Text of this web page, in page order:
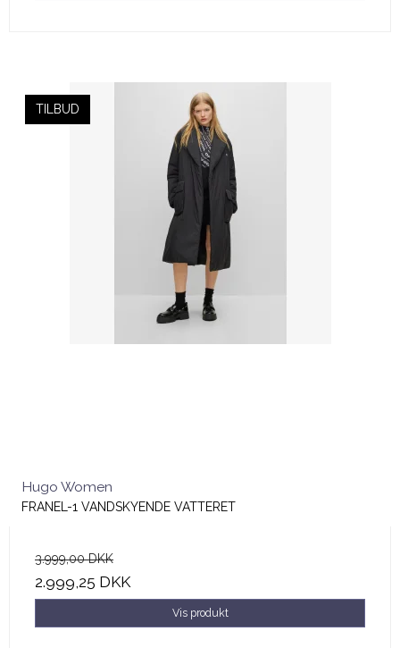
TILBUD
Hugo Women
FRANEL-1 VANDSKYENDE VATTERET
3.999,00 DKK
2.999,25 DKK
Vis produkt